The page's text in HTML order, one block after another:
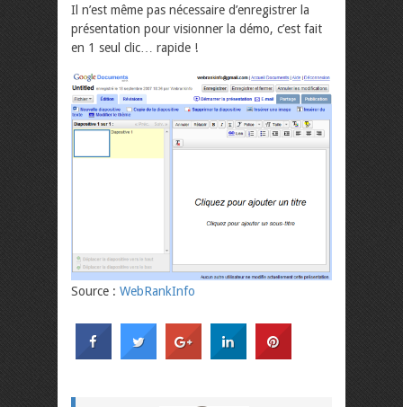
Il n’est même pas nécessaire d’enregistrer la
présentation pour visionner la démo, c’est fait
en 1 seul clic… rapide !
Source : WebRankInfo